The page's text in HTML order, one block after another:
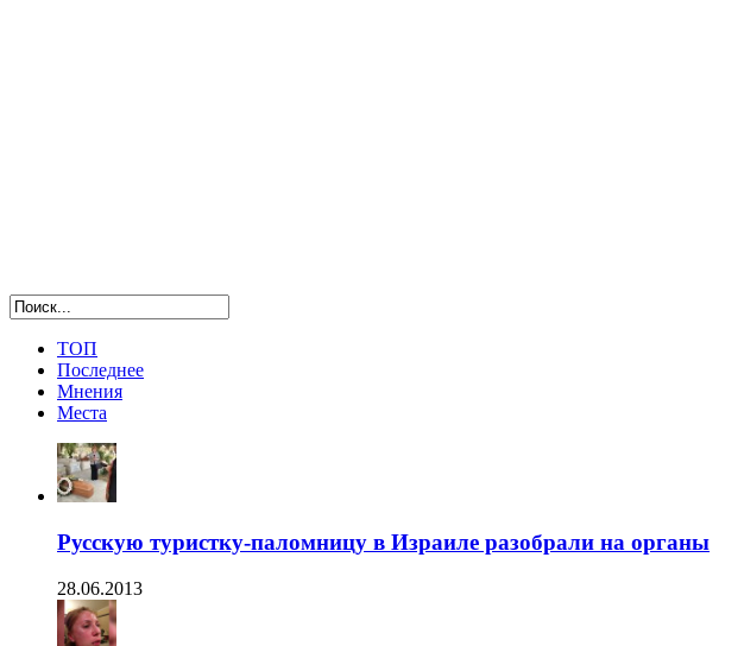
ТОП
Последнее
Мнения
Места
Русскую туристку-паломницу в Израиле разобрали на органы
28.06.2013